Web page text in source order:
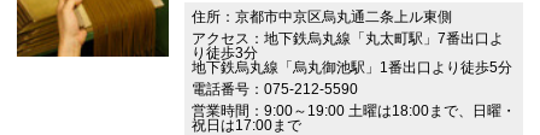
住所：京都市中京区烏丸通二条上ル東側
アクセス：地下鉄烏丸線「丸太町駅」7番出口よ
り徒歩3分
地下鉄烏丸線「烏丸御池駅」1番出口より徒歩5分
電話番号：075-212-5590
営業時間：9:00～19:00 土曜は18:00まで、日曜・
祝日は17:00まで